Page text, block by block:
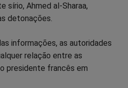
sírio, Ahmed al-Sharaa,
detonações.
informações, as autoridades
relação entre as
presidente francês em